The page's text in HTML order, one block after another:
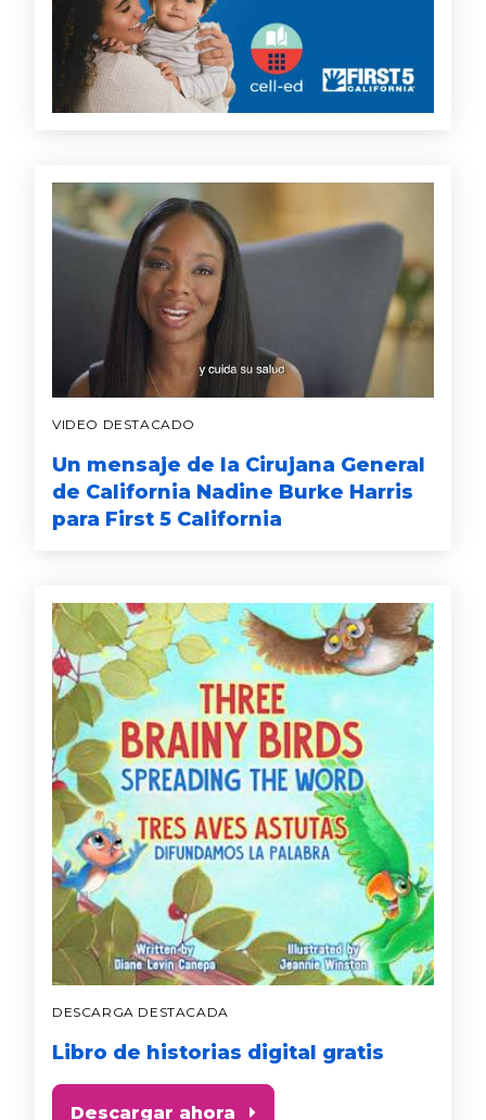
VIDEO DESTACADO
Un mensaje de la Cirujana General
de California Nadine Burke Harris
para First 5 California
DESCARGA DESTACADA
Libro de historias digital gratis
Descargar ahora